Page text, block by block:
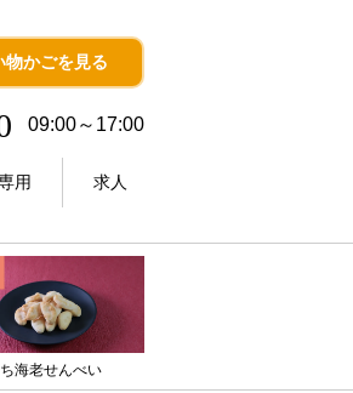
物かごを見る
09:00～17:00
用 求人
海老せんべい